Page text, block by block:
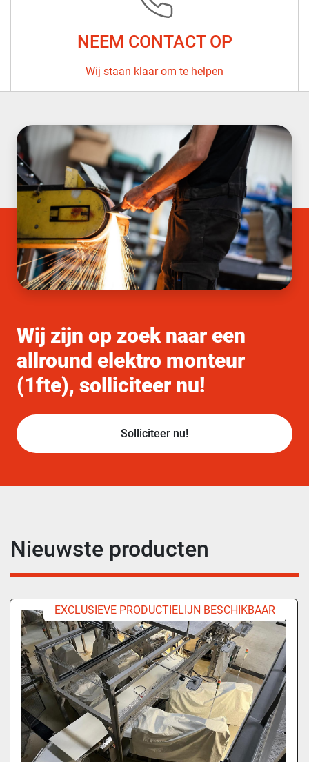
NEEM CONTACT OP
Wij staan ​​klaar om te helpen
Wij zijn op zoek naar een
allround elektro monteur
(1fte), solliciteer nu!
Solliciteer nu!
Nieuwste producten
EXCLUSIEVE PRODUCTIELIJN BESCHIKBAAR